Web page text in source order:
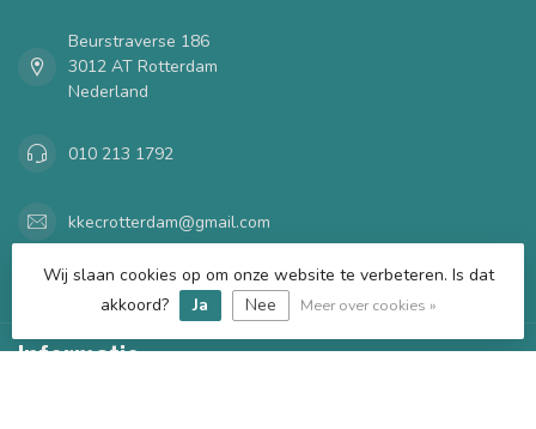
Beurstraverse 186
3012 AT Rotterdam
Nederland
010 213 1792
kkecrotterdam@gmail.com
Categorieën
Informatie
Wij slaan cookies op om onze website te verbeteren. Is dat
akkoord?
Ja Nee Meer over cookies »